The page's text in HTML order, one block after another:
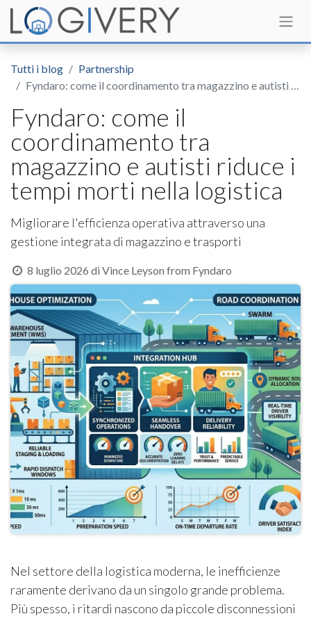
Tutti i blog
Partnership
Fyndaro: come il coordinamento tra magazzino e autisti riduce i tempi morti nella logistica
Fyndaro: come il
coordinamento tra
magazzino e autisti riduce i
tempi morti nella logistica
Migliorare l'efficienza operativa attraverso una
gestione integrata di magazzino e trasporti
8 luglio 2026 di Vince Leyson from Fyndaro
Nel settore della logistica moderna, le inefficienze
raramente derivano da un singolo grande problema.
Più spesso, i ritardi nascono da piccole disconnessioni